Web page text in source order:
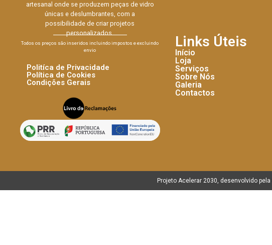
artesanal onde se produzem peças de vidro
únicas e deslumbrantes, com a
possibilidade de criar projetos
personalizados.
Todos os preços são inseridos incluindo impostos e excluindo
envio
Politíca de Privacidade
Política de Cookies
Condições Gerais
Links Úteis
Início
Loja
Serviços
Sobre Nós
Galeria
Contactos
Projeto Acelerar 2030, desenvolvido pela